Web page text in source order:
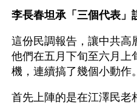
李長春坦承「三個代表」
這份民調報告，讓中共高
他們在五月下旬至六月上
機，連續搞了幾個小動作。
首先上陣的是在江澤民老